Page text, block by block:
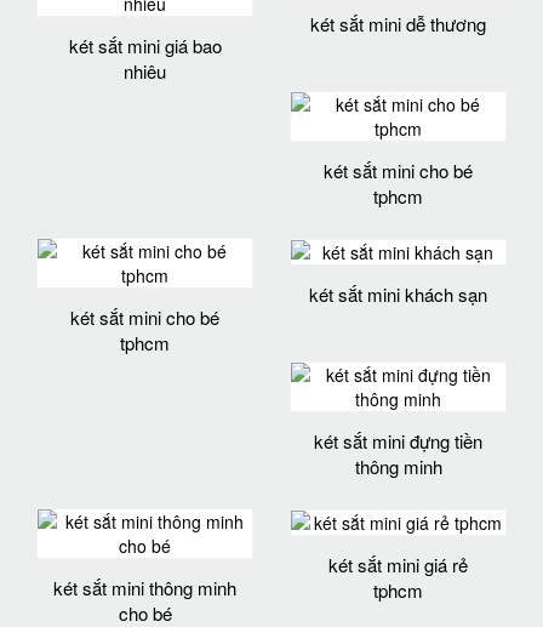
két sắt mini giá bao
nhiêu
két sắt mini dễ thương
két sắt mini cho bé
tphcm
két sắt mini cho bé
tphcm
két sắt mini khách sạn
két sắt mini đựng tiền
thông minh
két sắt mini thông minh
cho bé
két sắt mini giá rẻ
tphcm